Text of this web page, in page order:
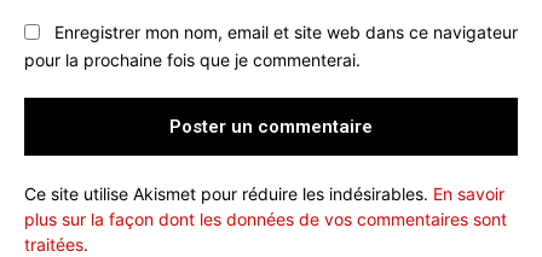
Enregistrer mon nom, email et site web dans ce navigateur
pour la prochaine fois que je commenterai.
Ce site utilise Akismet pour réduire les indésirables. En savoir
plus sur la façon dont les données de vos commentaires sont
traitées.